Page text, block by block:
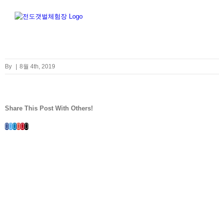
By 8월 4th, 2019
Share This Post With Others!
Facebook
Twitter
LinkedIn
Whatsapp
Google+
Pinterest
Email